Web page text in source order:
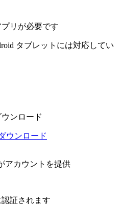
リが必要です
タブレットには対応してい
ンロード
ウンロード
アカウントを提供
証されます